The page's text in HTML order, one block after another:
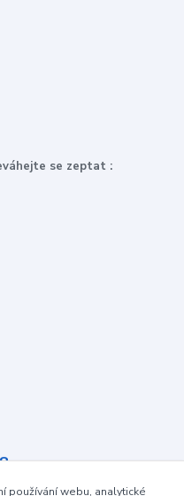
se zeptat :
používání webu, analytické